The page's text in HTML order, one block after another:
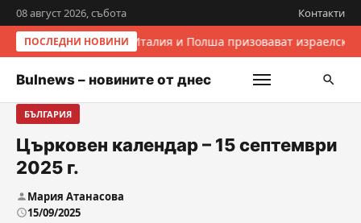
08 август 2026, събота Контакти
ПОСЛЕДНИ НОВИНИ Италия и Полша призовават
Bulnews – новините от днес
БЪЛГАРИЯ
Църковен календар – 15 септември
2025 г.
Мария Атанасова
15/09/2025